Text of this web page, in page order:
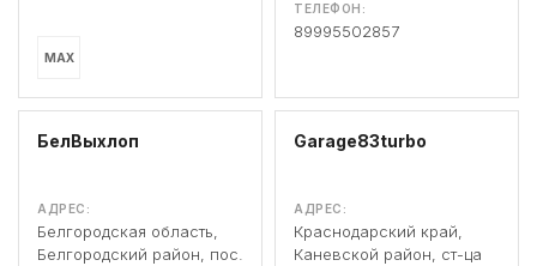
MAX
ТЕЛЕФОН:
89995502857
БелВыхлоп
АДРЕС:
Белгородская область,
Белгородский район, пос.
Garage83turbo
АДРЕС:
Краснодарский край,
Каневской район, ст-ца